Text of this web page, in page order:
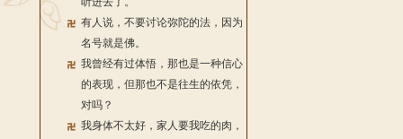
有人说，不要讨论弥陀的法，因为
名号就是佛。
我曾经有过体悟，那也是一种信心
的表现，但那也不是往生的依凭，
对吗？
我身体不太好，家人要我吃的肉，